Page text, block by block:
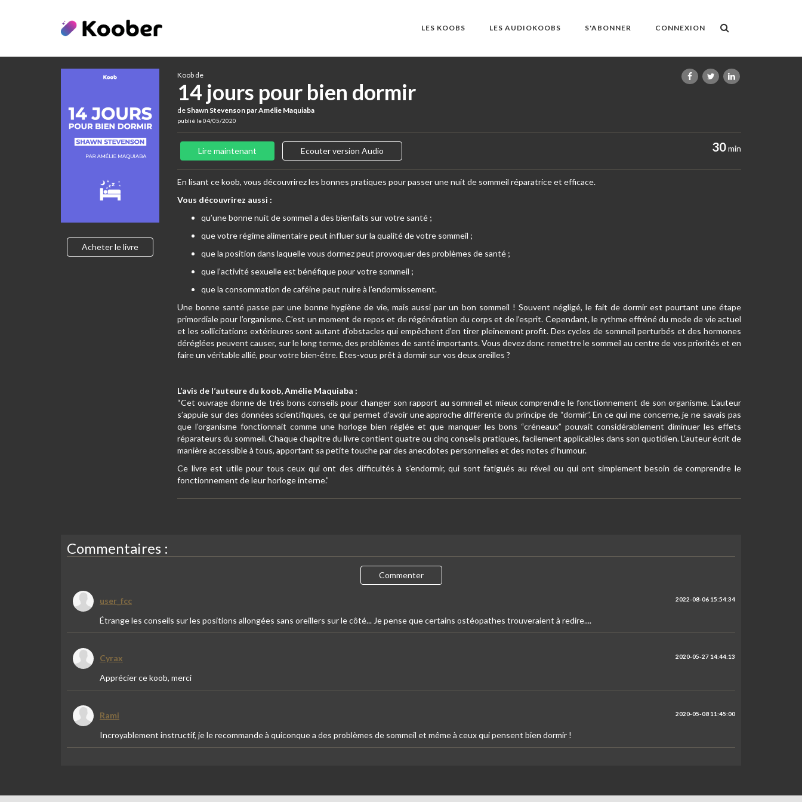
LES KOOBS LES AUDIOKOOBS S'ABONNER CONNEXION
Acheter le livre
Koob de
14 jours pour bien dormir
de Shawn Stevenson par Amélie Maquiaba
publié le 04/05/2020
30min
Lire maintenant Ecouter version Audio
En lisant ce koob, vous découvrirez les bonnes pratiques pour passer une nuit de sommeil réparatrice et efficace.
Vous découvrirez aussi :
qu’une bonne nuit de sommeil a des bienfaits sur votre santé ;
que votre régime alimentaire peut influer sur la qualité de votre sommeil ;
que la position dans laquelle vous dormez peut provoquer des problèmes de santé ;
que l’activité sexuelle est bénéfique pour votre sommeil ;
que la consommation de caféine peut nuire à l’endormissement.
Une bonne santé passe par une bonne hygiène de vie, mais aussi par un bon sommeil ! Souvent négligé, le fait de dormir est pourtant une étape
primordiale pour l’organisme. C’est un moment de repos et de régénération du corps et de l’esprit. Cependant, le rythme effréné du mode de vie actuel
et les sollicitations extérieures sont autant d’obstacles qui empêchent d’en tirer pleinement profit. Des cycles de sommeil perturbés et des hormones
déréglées peuvent causer, sur le long terme, des problèmes de santé importants. Vous devez donc remettre le sommeil au centre de vos priorités et en
faire un véritable allié, pour votre bien-être. Êtes-vous prêt à dormir sur vos deux oreilles ?
L’avis de l’auteure du koob, Amélie Maquiaba :
“Cet ouvrage donne de très bons conseils pour changer son rapport au sommeil et mieux comprendre le fonctionnement de son organisme. L’auteur
s’appuie sur des données scientifiques, ce qui permet d’avoir une approche différente du principe de “dormir”. En ce qui me concerne, je ne savais pas
que l’organisme fonctionnait comme une horloge bien réglée et que manquer les bons “créneaux” pouvait considérablement diminuer les effets
réparateurs du sommeil. Chaque chapitre du livre contient quatre ou cinq conseils pratiques, facilement applicables dans son quotidien. L’auteur écrit de
manière accessible à tous, apportant sa petite touche par des anecdotes personnelles et des notes d’humour.
Ce livre est utile pour tous ceux qui ont des difficultés à s’endormir, qui sont fatigués au réveil ou qui ont simplement besoin de comprendre le
fonctionnement de leur horloge interne.”
Commentaires :
Commenter
user_fcc 2022-08-06 15:54:34
Étrange les conseils sur les positions allongées sans oreillers sur le côté... Je pense que certains ostéopathes trouveraient à redire....
Cyrax 2020-05-27 14:44:13
Apprécier ce koob, merci
Rami 2020-05-08 11:45:00
Incroyablement instructif, je le recommande à quiconque a des problèmes de sommeil et même à ceux qui pensent bien dormir !